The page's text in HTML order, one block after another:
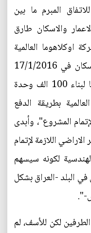
المبرم ما بين
والاسكان طارق
اوكلاهوما العالمية
المختصة في مشاريع والبناء والاسكان في 17/1/2016
وقال "ان الشركة أبدت استعدادها لبناء 100 الف وحدة
بطريقة الدفع
المشروع"، وأبدى
اللازمة لإتمام
لكونه سيسهم
البلد -العراق بشكل
".
لكن للأسف، لم